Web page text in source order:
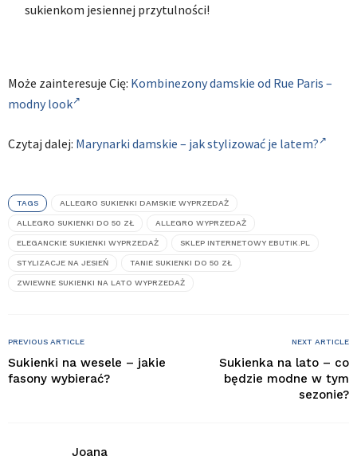
sukienkom jesiennej przytulności!
Może zainteresuje Cię: Kombinezony damskie od Rue Paris –
modny look
Czytaj dalej: Marynarki damskie – jak stylizować je latem?
TAGS ALLEGRO SUKIENKI DAMSKIE WYPRZEDAŻ
ALLEGRO SUKIENKI DO 50 ZŁ ALLEGRO WYPRZEDAŻ
ELEGANCKIE SUKIENKI WYPRZEDAŻ SKLEP INTERNETOWY EBUTIK.PL
STYLIZACJE NA JESIEŃ TANIE SUKIENKI DO 50 ZŁ
ZWIEWNE SUKIENKI NA LATO WYPRZEDAŻ
PREVIOUS ARTICLE
Sukienki na wesele – jakie
fasony wybierać?
NEXT ARTICLE
Sukienka na lato – co
będzie modne w tym
sezonie?
Joana